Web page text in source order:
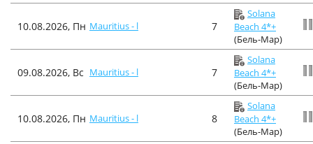
10.08.2026, Пн Mauritius - l 7
Solana
Beach 4*+
(Бель-Мар)
09.08.2026, Вс Mauritius - l 7
Solana
Beach 4*+
(Бель-Мар)
10.08.2026, Пн Mauritius - l 8
Solana
Beach 4*+
(Бель-Мар)